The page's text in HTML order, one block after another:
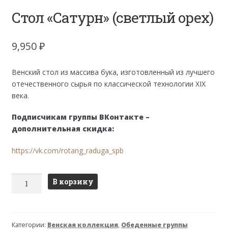
Стол «Сатурн» (светлый орех)
9,950₽
Венский стол из массива бука, изготовленный из лучшего
отечественного сырья по классической технологии XIX
века.
Подписчикам группы ВКонтакте –
дополнительная скидка:
https://vk.com/rotang_raduga_spb
Количество
(светлый
В корзину
Категории: Венская коллекция, Обеденные группы